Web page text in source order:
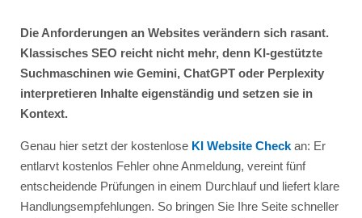
Die Anforderungen an Websites verändern sich rasant.
Klassisches SEO reicht nicht mehr, denn KI-gestützte
Suchmaschinen wie Gemini, ChatGPT oder Perplexity
interpretieren Inhalte eigenständig und setzen sie in
Kontext.
Genau hier setzt der kostenlose KI Website Checkan: Er
entlarvt kostenlos Fehler ohne Anmeldung, vereint fünf
entscheidende Prüfungen in einem Durchlauf und liefert klare
Handlungsempfehlungen. So bringen Sie Ihre Seite schneller